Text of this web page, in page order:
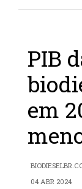
PIB
em
04 ABR 2024